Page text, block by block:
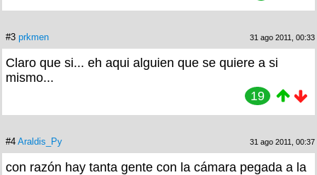
#3 prkmen 31 ago 2011, 00:33
Claro que si... eh aqui alguien que se quiere a si
mismo...
19
#4 Araldis_Py 31 ago 2011, 00:37
con razón hay tanta gente con la cámara pegada a la